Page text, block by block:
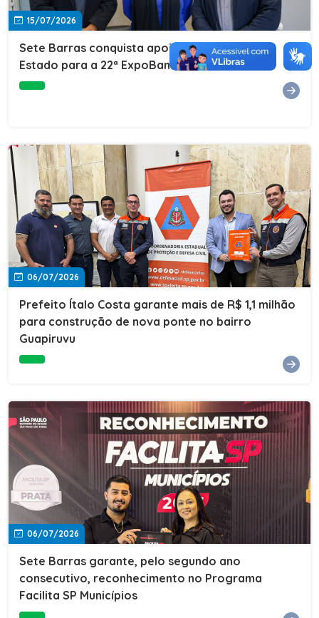
15/07/2026
Sete Barras conquista apoio do Governo do
Estado para a 22ª ExpoBanana
06/07/2026
Prefeito Ítalo Costa garante mais de R$ 1,1 milhão
para construção de nova ponte no bairro
Guapiruvu
06/07/2026
Sete Barras garante, pelo segundo ano
consecutivo, reconhecimento no Programa
Facilita SP Municípios